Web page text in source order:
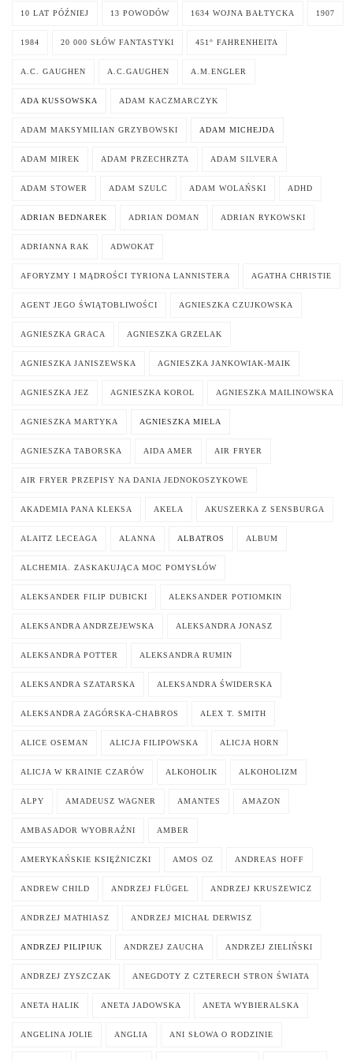
10 LAT PÓŹNIEJ 13 POWODÓW 1634 WOJNA BAŁTYCKA 1907
1984 20 000 SŁÓW FANTASTYKI 451° FAHRENHEITA
A.C. GAUGHEN A.C.GAUGHEN A.M.ENGLER
ADA KUSSOWSKA ADAM KACZMARCZYK
ADAM MAKSYMILIAN GRZYBOWSKI ADAM MICHEJDA
ADAM MIREK ADAM PRZECHRZTA ADAM SILVERA
ADAM STOWER ADAM SZULC ADAM WOLAŃSKI ADHD
ADRIAN BEDNAREK ADRIAN DOMAN ADRIAN RYKOWSKI
ADRIANNA RAK ADWOKAT
AFORYZMY I MĄDROŚCI TYRIONA LANNISTERA AGATHA CHRISTIE
AGENT JEGO ŚWIĄTOBLIWOŚCI AGNIESZKA CZUJKOWSKA
AGNIESZKA GRACA AGNIESZKA GRZELAK
AGNIESZKA JANISZEWSKA AGNIESZKA JANKOWIAK-MAIK
AGNIESZKA JEZ AGNIESZKA KOROL AGNIESZKA MAILINOWSKA
AGNIESZKA MARTYKA AGNIESZKA MIELA
AGNIESZKA TABORSKA AIDA AMER AIR FRYER
AIR FRYER PRZEPISY NA DANIA JEDNOKOSZYKOWE
AKADEMIA PANA KLEKSA AKELA AKUSZERKA Z SENSBURGA
ALAITZ LECEAGA ALANNA ALBATROS ALBUM
ALCHEMIA. ZASKAKUJĄCA MOC POMYSŁÓW
ALEKSANDER FILIP DUBICKI ALEKSANDER POTIOMKIN
ALEKSANDRA ANDRZEJEWSKA ALEKSANDRA JONASZ
ALEKSANDRA POTTER ALEKSANDRA RUMIN
ALEKSANDRA SZATARSKA ALEKSANDRA ŚWIDERSKA
ALEKSANDRA ZAGÓRSKA-CHABROS ALEX T. SMITH
ALICE OSEMAN ALICJA FILIPOWSKA ALICJA HORN
ALICJA W KRAINIE CZARÓW ALKOHOLIK ALKOHOLIZM
ALPY AMADEUSZ WAGNER AMANTES AMAZON
AMBASADOR WYOBRAŹNI AMBER
AMERYKAŃSKIE KSIĘŻNICZKI AMOS OZ ANDREAS HOFF
ANDREW CHILD ANDRZEJ FLÜGEL ANDRZEJ KRUSZEWICZ
ANDRZEJ MATHIASZ ANDRZEJ MICHAŁ DERWISZ
ANDRZEJ PILIPIUK ANDRZEJ ZAUCHA ANDRZEJ ZIELIŃSKI
ANDRZEJ ZYSZCZAK ANEGDOTY Z CZTERECH STRON ŚWIATA
ANETA HALIK ANETA JADOWSKA ANETA WYBIERALSKA
ANGELINA JOLIE ANGLIA ANI SŁOWA O RODZINIE